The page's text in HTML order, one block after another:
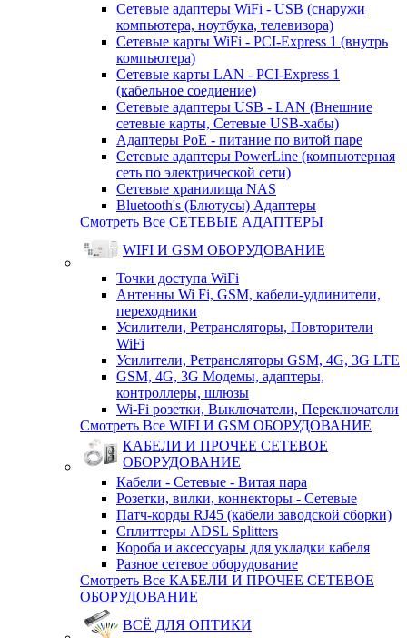
Сетевые адаптеры WiFi - USB (снаружи
компьютера, ноутбука, телевизора)
Сетевые карты WiFi - PCI-Express 1 (внутрь
компьютера)
Сетевые карты LAN - PCI-Express 1
(кабельное соедиение)
Сетевые адаптеры USB - LAN (Внешние
сетевые карты, Сетевые USB-хабы)
Адаптеры PoE - питание по витой паре
Сетевые адаптеры PowerLine (компьютерная
сеть по электрической сети)
Сетевые хранилища NAS
Bluetooth's (Блютусы) Адаптеры
Смотреть Все СЕТЕВЫЕ АДАПТЕРЫ
WIFI И GSM ОБОРУДОВАНИЕ
Точки доступа WiFi
Антенны Wi Fi, GSM, кабели-удлинители,
переходники
Усилители, Ретрансляторы, Повторители
WiFi
Усилители, Ретрансляторы GSM, 4G, 3G LTE
GSM, 4G, 3G Модемы, адаптеры,
контроллеры, шлюзы
Wi-Fi розетки, Выключатели, Переключатели
Смотреть Все WIFI И GSM ОБОРУДОВАНИЕ
КАБЕЛИ И ПРОЧЕЕ СЕТЕВОЕ
ОБОРУДОВАНИЕ
Кабели - Сетевые - Витая пара
Розетки, вилки, коннекторы - Сетевые
Патч-корды RJ45 (кабели заводской сборки)
Сплиттеры ADSL Splitters
Короба и аксессуары для укладки кабеля
Разное сетевое оборудование
Смотреть Все КАБЕЛИ И ПРОЧЕЕ СЕТЕВОЕ
ОБОРУДОВАНИЕ
ВСЁ ДЛЯ ОПТИКИ